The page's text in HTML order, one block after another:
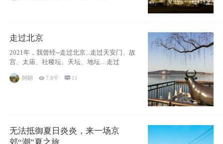
走过北京
2021年，我曾经--走过北京...走过天安门、故
宫、太庙、社稷坛、天坛、地坛…走过
阿眀 7.8千  11
无法抵御夏日炎炎，来一场京